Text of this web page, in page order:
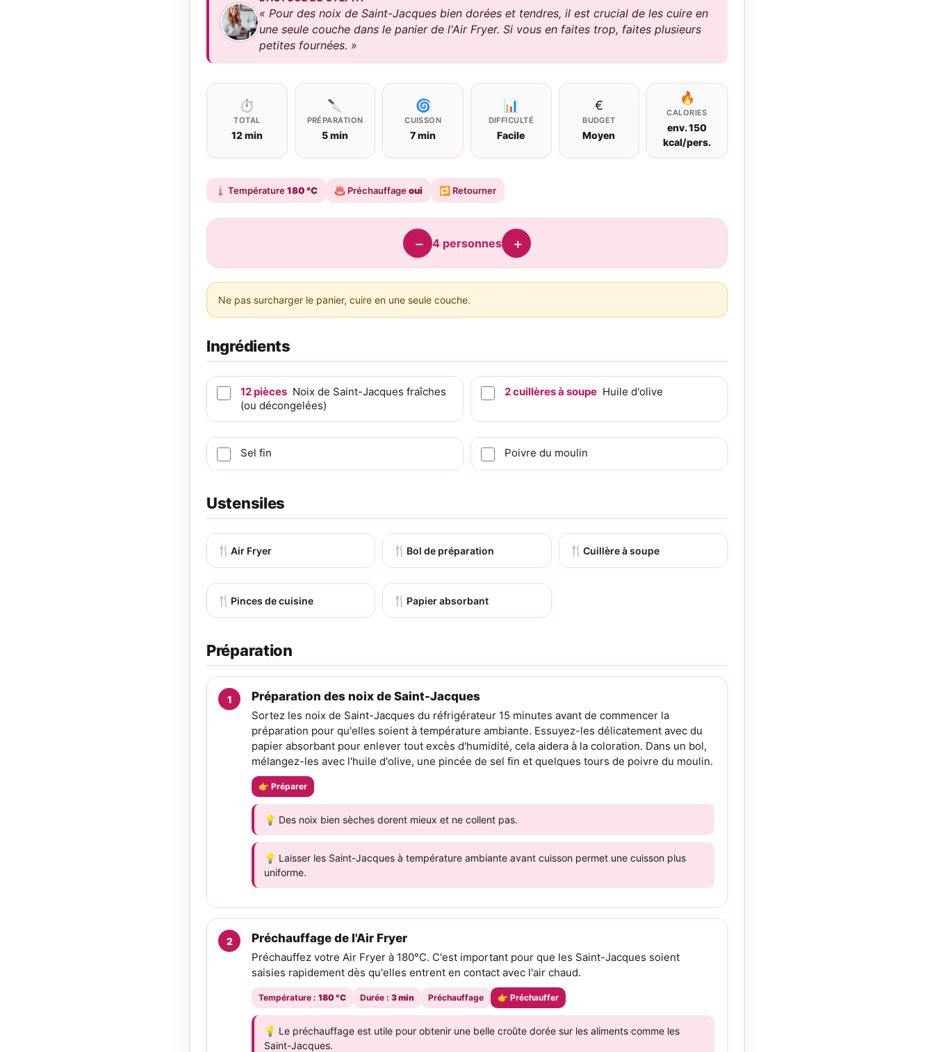
« Pour des noix de Saint-Jacques bien dorées et tendres, il est crucial de les cuire en
une seule couche dans le panier de l'Air Fryer. Si vous en faites trop, faites plusieurs
petites fournées. »
⏱
TOTAL
12 min
🔪
PRÉPARATION
5 min
🌀
CUISSON
7 min
📊
DIFFICULTÉ
Facile
€
BUDGET
Moyen
🔥
CALORIES
env. 150
kcal/pers.
🌡️ Température180 °C ♨️ Préchauffageoui 🔁 Retourner
− 4 personnes +
Ne pas surcharger le panier, cuire en une seule couche.
Ingrédients
12pièces Noix de Saint-Jacques fraîches
(ou décongelées)
2cuillères à soupe Huile d'olive
Sel fin Poivre du moulin
Ustensiles
🍴 Air Fryer 🍴 Bol de préparation 🍴 Cuillère à soupe
🍴 Pinces de cuisine 🍴 Papier absorbant
Préparation
Préparation des noix de Saint-Jacques
Sortez les noix de Saint-Jacques du réfrigérateur 15 minutes avant de commencer la
préparation pour qu'elles soient à température ambiante. Essuyez-les délicatement avec du
papier absorbant pour enlever tout excès d'humidité, cela aidera à la coloration. Dans un bol,
mélangez-les avec l'huile d'olive, une pincée de sel fin et quelques tours de poivre du moulin.
👉 Préparer
💡 Des noix bien sèches dorent mieux et ne collent pas.
💡 Laisser les Saint-Jacques à température ambiante avant cuisson permet une cuisson plus
uniforme.
Préchauffage de l'Air Fryer
Préchauffez votre Air Fryer à 180°C. C'est important pour que les Saint-Jacques soient
saisies rapidement dès qu'elles entrent en contact avec l'air chaud.
Température : 180 °C Durée : 3 min Préchauffage 👉 Préchauffer
💡 Le préchauffage est utile pour obtenir une belle croûte dorée sur les aliments comme les
Saint-Jacques.